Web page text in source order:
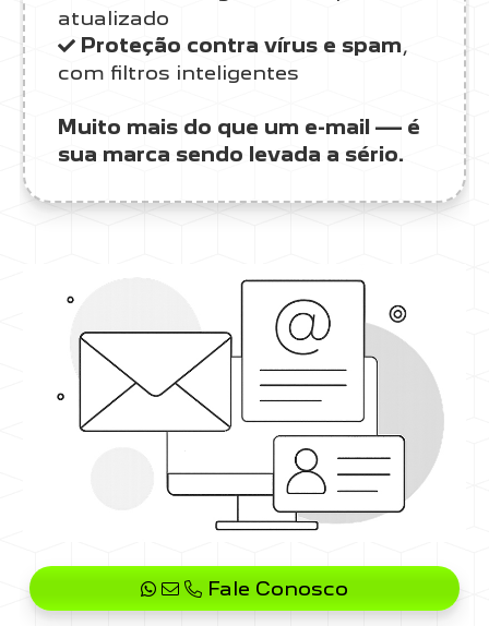
atualizado
Proteção contra vírus e spam,
com filtros inteligentes
Muito mais do que um e-mail — é
sua marca sendo levada a sério.
Fale Conosco